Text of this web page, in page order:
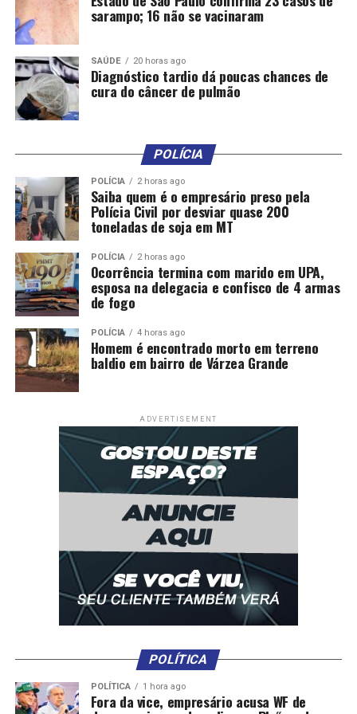
computador realizando o atendimento a uma mulher
que está sentada, vestida de blusa rosa.
https://www.cuiaba.mt.gov.br/
RELATED TOPICS: ATÉ DESTAQUE ECONOMIA
EMPREGO
MIL
MUNICIPAL SALÁRIOS
UP NEXT
Comércio de Cuiabá e VG deve funcionar durante
período de carnaval sem obrigações extras
Sine-VG abre 297 vagas de emprego nesta semana
sarampo; 16 não se vacinaram
SAÚDE 20 horas ago
Diagnóstico tardio dá poucas chances de
cura do câncer de pulmão
POLÍCIA
POLÍCIA 2 horas ago
Saiba quem é o empresário preso pela
Polícia Civil por desviar quase 200
toneladas de soja em MT
POLÍCIA 2 horas ago
Ocorrência termina com marido em UPA,
esposa na delegacia e confisco de 4 armas
de fogo
POLÍCIA 4 horas ago
Homem é encontrado morto em terreno
baldio em bairro de Várzea Grande
ADVERTISEMENT
POLÍTICA
POLÍTICA 1 hora ago
Fora da vice, empresário acusa WF de